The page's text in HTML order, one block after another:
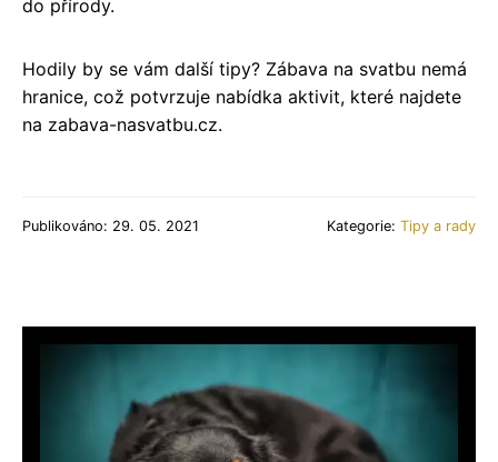
do přírody.
Hodily by se vám další tipy? Zábava na svatbu nemá
hranice, což potvrzuje nabídka aktivit, které najdete
na zabava-nasvatbu.cz.
Publikováno: 29. 05. 2021 Kategorie: Tipy a rady